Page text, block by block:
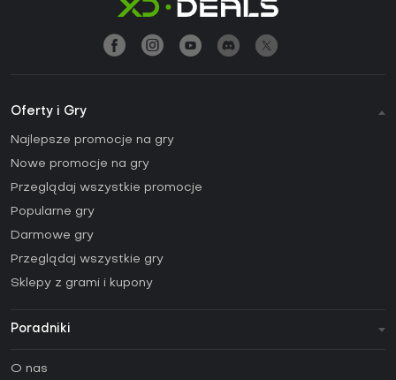
Oferty i Gry
Najlepsze promocje na gry
Nowe promocje na gry
Przeglądaj wszystkie promocje
Popularne gry
Darmowe gry
Przeglądaj wszystkie gry
Sklepy z grami i kupony
Poradniki
O nas